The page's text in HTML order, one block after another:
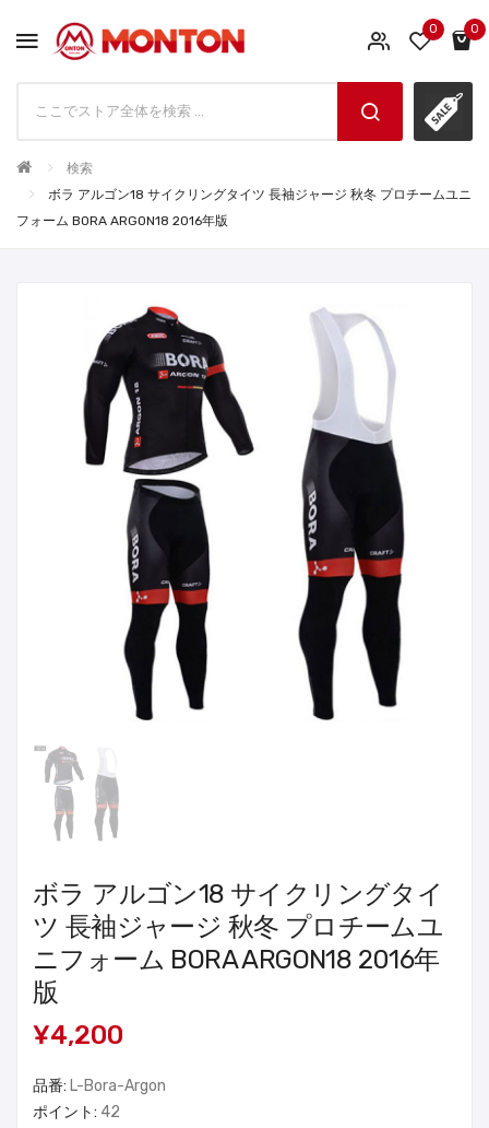
0 0
検索
ボラ アルゴン18 サイクリングタイツ 長袖ジャージ 秋冬 プロチームユニ
フォーム BORA ARGON18 2016年版
ボラ アルゴン18 サイクリングタイ
ツ 長袖ジャージ 秋冬 プロチームユ
ニフォーム BORA ARGON18 2016年
版
¥4,200
品番: L-Bora-Argon
ポイント: 42